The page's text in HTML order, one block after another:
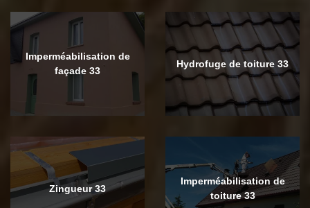
Imperméabilisation de
façade 33
Hydrofuge de toiture 33
Zingueur 33
Imperméabilisation de
toiture 33